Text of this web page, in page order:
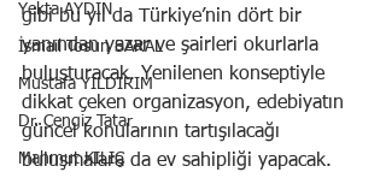
Yekta AYDIN
İsmail Tosun SARAL
Mustafa YILDIRIM
Dr. Cengiz Tatar
Mahmut KILIÇ
gibi bu yıl da Türkiye’nin dört bir
yanından yazar ve şairleri okurlarla
buluşturacak. Yenilenen konseptiyle
dikkat çeken organizasyon, edebiyatın
güncel konularının tartışılacağı
buluşmalara da ev sahipliği yapacak.